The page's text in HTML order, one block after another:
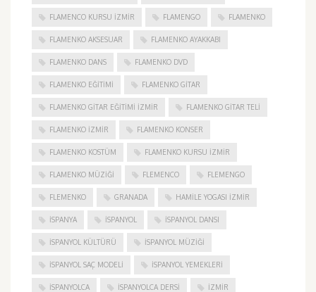
FLAMENCO KURSU İZMIR FLAMENGO FLAMENKO
FLAMENKO AKSESUAR FLAMENKO AYAKKABI
FLAMENKO DANS FLAMENKO DVD
FLAMENKO EĞITIMI FLAMENKO GITAR
FLAMENKO GITAR EĞITIMI İZMIR FLAMENKO GITAR TELI
FLAMENKO IZMIR FLAMENKO KONSER
FLAMENKO KOSTÜM FLAMENKO KURSU İZMIR
FLAMENKO MÜZIĞI FLEMENCO FLEMENGO
FLEMENKO GRANADA HAMILE YOGASI İZMIR
ISPANYA İSPANYOL İSPANYOL DANSI
İSPANYOL KÜLTÜRÜ İSPANYOL MÜZIĞI
İSPANYOL SAÇ MODELI İSPANYOL YEMEKLERI
İSPANYOLCA İSPANYOLCA DERSI IZMIR